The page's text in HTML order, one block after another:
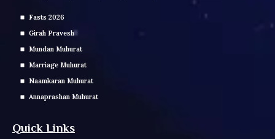
Fasts 2026
Girah Pravesh
Mundan Muhurat
Marriage Muhurat
Naamkaran Muhurat
Annaprashan Muhurat
Quick Links